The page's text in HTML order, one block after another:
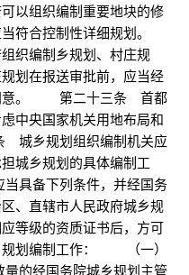
以组织编制重要地块的修
符合控制性详细规划。
编制乡规划、村庄规
划在报送审批前，应当经
同意。 第二十三条 首都
中央国家机关用地布局和
乡规划组织编制机关应
城乡规划的具体编制工
具备下列条件，并经国务
、直辖市人民政府城乡规
等级的资质证书后，方可
规划编制工作： （一）
经国务院城乡规划主管